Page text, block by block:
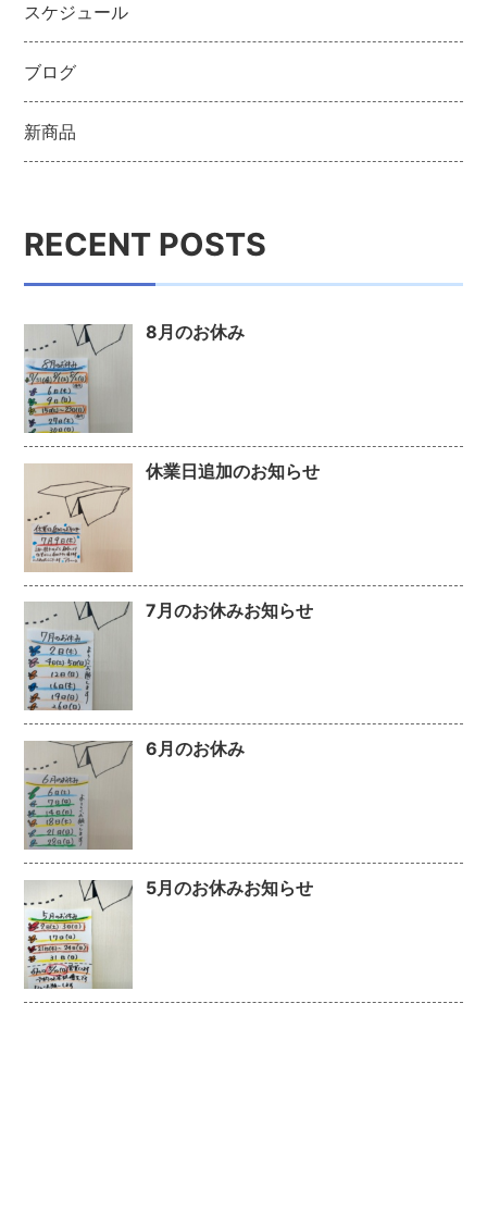
スケジュール
ブログ
新商品
RECENT POSTS
8月のお休み
休業日追加のお知らせ
7月のお休みお知らせ
6月のお休み
5月のお休みお知らせ